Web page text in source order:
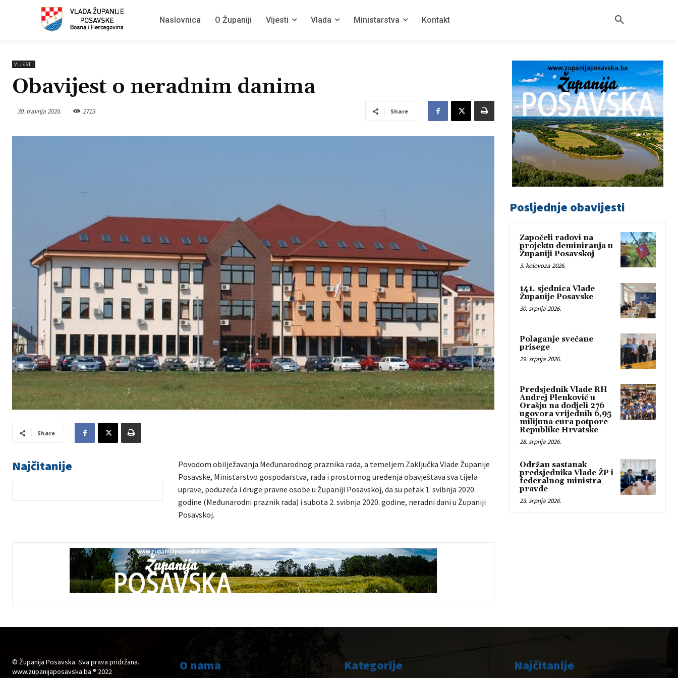
Naslovnica O Županiji Vijesti Vlada Ministarstva Kontakt
VIJESTI
Obavijest o neradnim danima
30. travnja 2020. 2713 Share
Share
Najčitanije
Povodom obilježavanja Međunarodnog praznika rada, a temeljem Zaključka Vlade Županije
Posavske, Ministarstvo gospodarstva, rada i prostornog uređenja obavještava sva tijela
uprave, poduzeća i druge pravne osobe u Županiji Posavskoj, da su petak 1. svibnja 2020.
godine (Međunarodni praznik rada) i subota 2. svibnja 2020. godine, neradni dani u Županiji
Posavskoj.
Posljednje obavijesti
Započeli radovi na
projektu deminiranja u
Županiji Posavskoj
3. kolovoza 2026.
141. sjednica Vlade
Županije Posavske
30. srpnja 2026.
Polaganje svečane
prisege
29. srpnja 2026.
Predsjednik Vlade RH
Andrej Plenković u
Orašju na dodjeli 276
ugovora vrijednih 6,95
milijuna eura potpore
Republike Hrvatske
28. srpnja 2026.
Održan sastanak
predsjednika Vlade ŽP i
federalnog ministra
pravde
23. srpnja 2026.
© Županija Posavska. Sva prava pridržana.
www.zupanijaposavska.ba ® 2022
O nama Kategorije Najčitanije